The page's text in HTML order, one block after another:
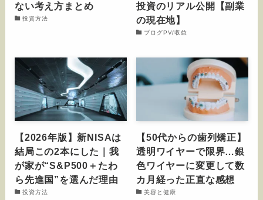
ない考え方まとめ
投資方法
投資のリアル公開【副業
の現在地】
ブログPV/収益
【2026年版】新NISAは
結局この2本にした｜我
が家が“S&P500＋たわ
ら先進国”を選んだ理由
投資方法
【50代からの歯列矯正】
透明ワイヤーで限界…銀
色ワイヤーに変更して数
カ月経った正直な感想
美容と健康